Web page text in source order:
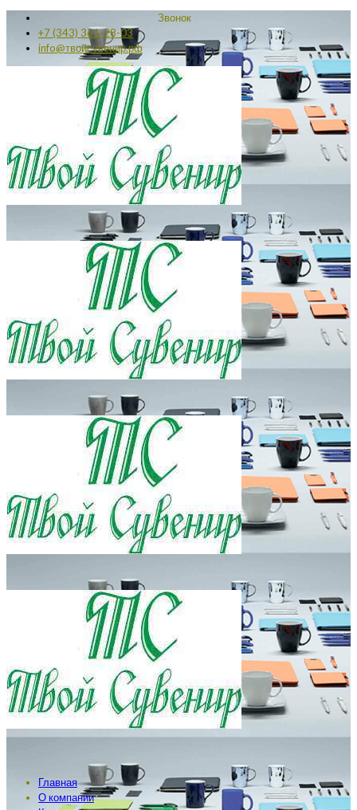
Звонок
+7 (343) 361-28-03
info@твойсувенир.рф
Главная
О компании